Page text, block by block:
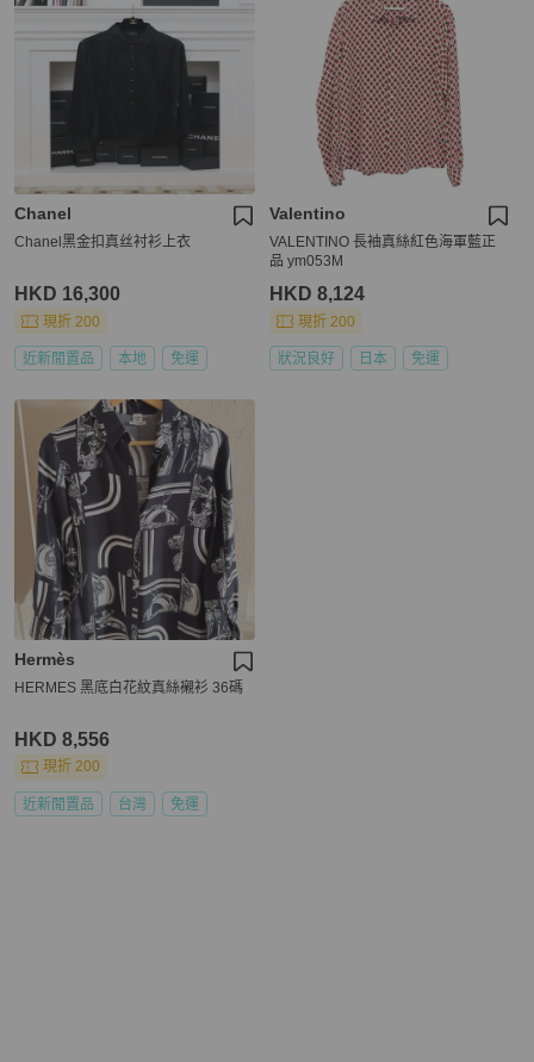
Chanel
Chanel黑金扣真丝衬衫上衣
HKD 16,300
現折 200
近新閒置品 本地 免運
Valentino
VALENTINO 長袖真絲紅色海軍藍正
品 ym053M
HKD 8,124
現折 200
狀況良好 日本 免運
Hermès
HERMES 黑底白花紋真絲襯衫 36碼
HKD 8,556
現折 200
近新閒置品 台灣 免運